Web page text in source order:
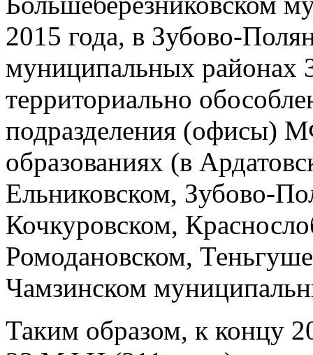
2015 года, в Зубово-
муниципальных районах
территориально
подразделения (офисы)
образованиях (в
Ельниковском, Зубово-
Кочкуровском,
Ромодановском,
Чамзинском
Таким образом, к концу